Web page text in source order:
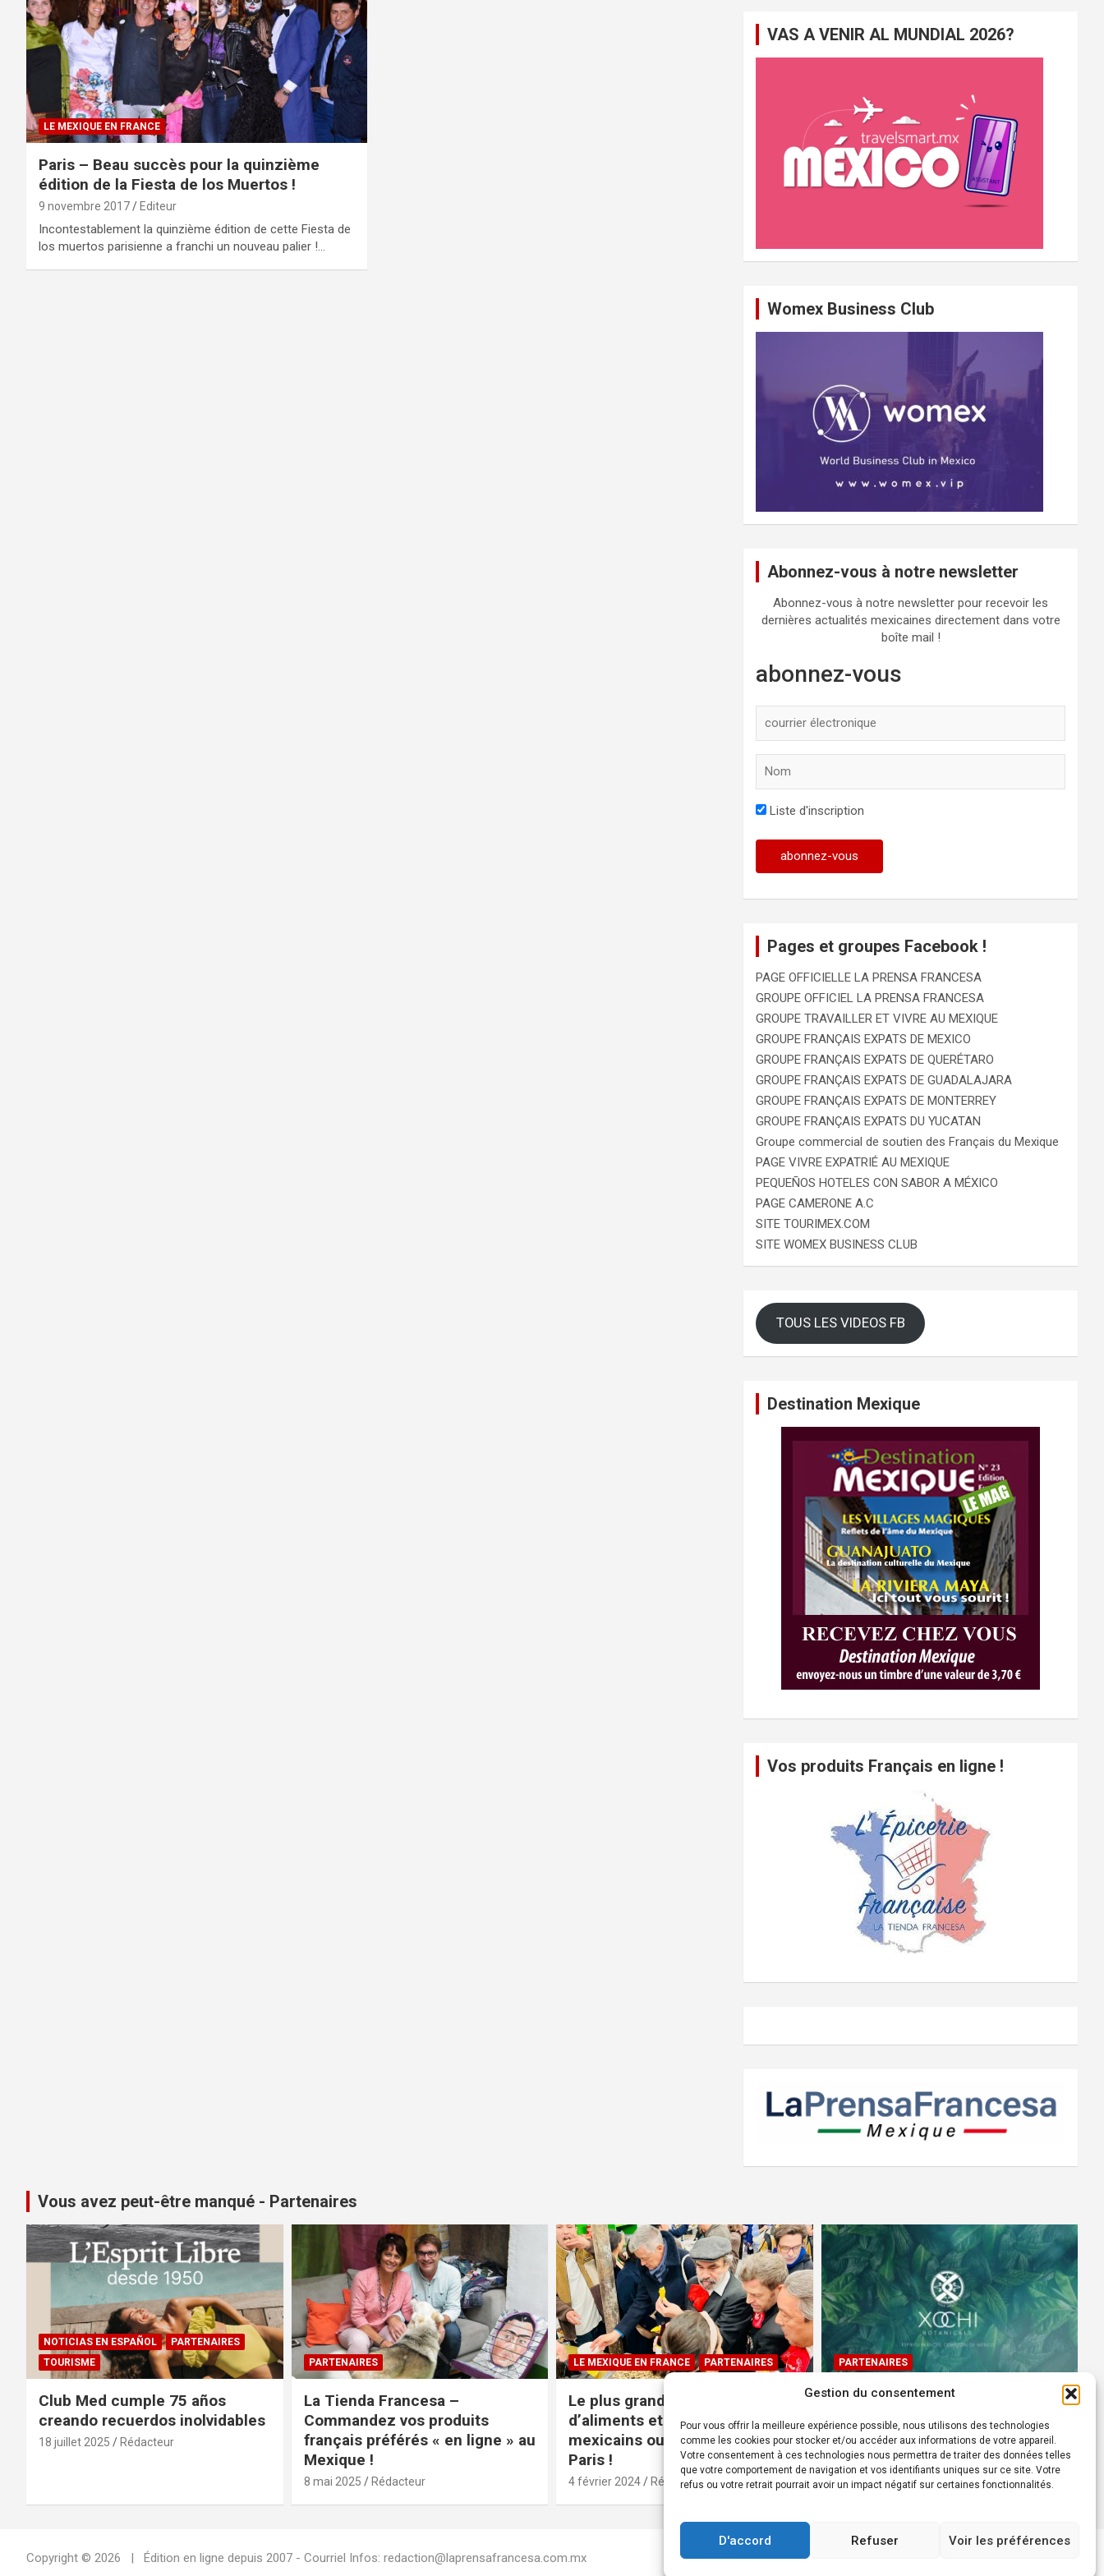
Gestion du consentement
Pour vous offrir la meilleure expérience possible, nous utilisons des technologies
comme les cookies pour stocker et/ou accéder aux informations de votre appareil.
Votre consentement à ces technologies nous permettra de traiter des données telles
que votre comportement de navigation et vos identifiants uniques sur ce site. Votre
refus ou votre retrait pourrait avoir un impact négatif sur certaines fonctionnalités.
D'accord Refuser Voir les préférences
LE MEXIQUE EN FRANCE
Paris – Beau succès pour la quinzième
édition de la Fiesta de los Muertos !
9 novembre 2017 Editeur
Incontestablement la quinzième édition de cette Fiesta de
los muertos parisienne a franchi un nouveau palier !…
c
VAS A VENIR AL MUNDIAL 2026?
Womex Business Club
Abonnez-vous à notre newsletter
Abonnez-vous à notre newsletter pour recevoir les
dernières actualités mexicaines directement dans votre
boîte mail !
abonnez-vous
Liste d'inscription
Pages et groupes Facebook !
PAGE OFFICIELLE LA PRENSA FRANCESA
GROUPE OFFICIEL LA PRENSA FRANCESA
GROUPE TRAVAILLER ET VIVRE AU MEXIQUE
GROUPE FRANÇAIS EXPATS DE MEXICO
GROUPE FRANÇAIS EXPATS DE QUERÉTARO
GROUPE FRANÇAIS EXPATS DE GUADALAJARA
GROUPE FRANÇAIS EXPATS DE MONTERREY
GROUPE FRANÇAIS EXPATS DU YUCATAN
Groupe commercial de soutien des Français du Mexique
PAGE VIVRE EXPATRIÉ AU MEXIQUE
PEQUEÑOS HOTELES CON SABOR A MÉXICO
PAGE CAMERONE A.C
SITE TOURIMEX.COM
SITE WOMEX BUSINESS CLUB
TOUS LES VIDEOS FB
Destination Mexique
Vos produits Français en ligne !
Vous avez peut-être manqué - Partenaires
NOTICIAS EN ESPAÑOL
PARTENAIRES
TOURISME
Club Med cumple 75 años
creando recuerdos inolvidables
18 juillet 2025 Rédacteur
PARTENAIRES
La Tienda Francesa –
Commandez vos produits
français préférés « en ligne » au
Mexique !
8 mai 2025 Rédacteur
LE MEXIQUE EN FRANCE PARTENAIRES
Le plus grand magasin
d’aliments et produits
mexicains ouvre ses portes à
Paris !
4 février 2024 Rédacteur
PARTENAIRES
Devenez Ambassadeur XOCHI
BOTANICALS – « El espíritu
francés con corazón de
México! »
24 août 2022 Rédacteur
Copyright © 2026 Édition en ligne depuis 2007 - Courriel Infos: redaction@laprensafrancesa.com.mx